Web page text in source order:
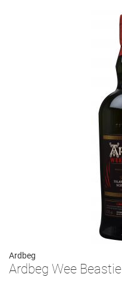
Ardbeg
Ardbeg Wee Beastie